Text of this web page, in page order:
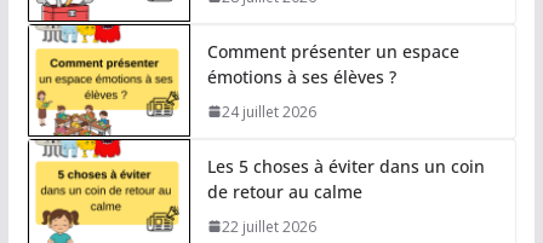
Comment présenter un espace
émotions à ses élèves ?
24 juillet 2026
Les 5 choses à éviter dans un coin
de retour au calme
22 juillet 2026